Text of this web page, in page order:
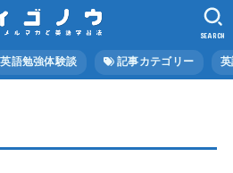
英語勉強体験談 記事カテゴリー
SEARCH